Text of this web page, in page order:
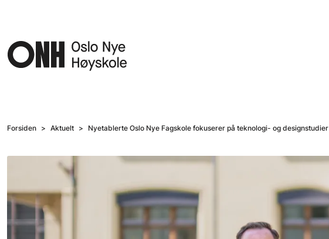
Forsiden Aktuelt Nyetablerte Oslo Nye Fagskole fokuserer på teknologi- og designstudier